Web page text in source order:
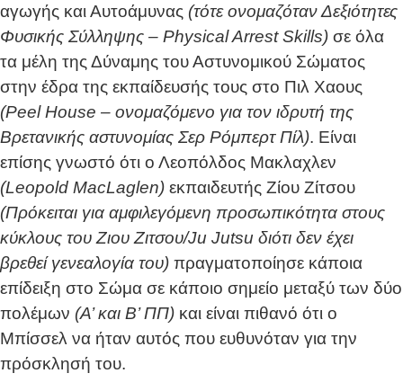
αγωγής και Αυτοάμυνας (τότε ονομαζόταν Δεξιότητες
Φυσικής Σύλληψης – Physical Arrest Skills) σε όλα
τα μέλη της Δύναμης του Αστυνομικού Σώματος
στην έδρα της εκπαίδευσής τους στο Πιλ Χαους
(Peel House – ονομαζόμενο για τον ιδρυτή της
Βρετανικής αστυνομίας Σερ Ρόμπερτ Πίλ). Είναι
επίσης γνωστό ότι ο Λεοπόλδος Μακλαχλεν
(Leopold MacLaglen) εκπαιδευτής Ζίου Ζίτσου
(Πρόκειται για αμφιλεγόμενη προσωπικότητα στους
κύκλους του Ζιου Ζιτσου/Ju Jutsu διότι δεν έχει
βρεθεί γενεαλογία του) πραγματοποίησε κάποια
επίδειξη στο Σώμα σε κάποιο σημείο μεταξύ των δύο
πολέμων (Α’ και Β’ ΠΠ) και είναι πιθανό ότι ο
Μπίσσελ να ήταν αυτός που ευθυνόταν για την
πρόσκλησή του.